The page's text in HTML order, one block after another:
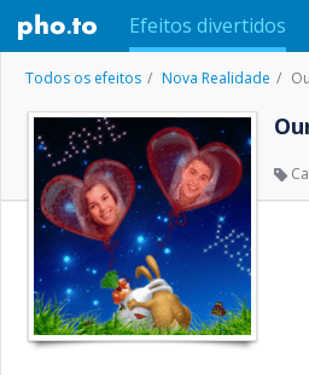
Efeitos divertidos
Todos os efeitos Nova Realidade